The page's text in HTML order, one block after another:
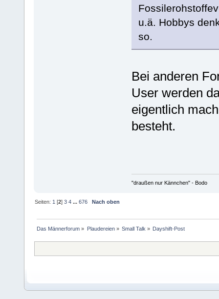
u.ä. Hobbys
so.
Bei anderen
User werden
eigentlich
besteht.
"draußen nur Kännchen" - Bodo
Seiten: 1 [2]3 4 ...676 Nach oben
Das Männerforum » Plaudereien» Small Talk » Dayshift-Post